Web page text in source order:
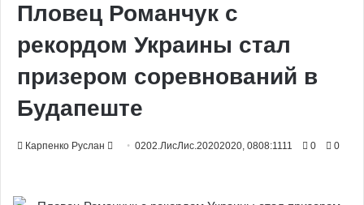
Пловец Романчук с
рекордом Украины стал
призером соревнований в
Будапеште
Карпенко Руслан
Send0202.ЛисЛис.20202020, 0808:1111 0 0